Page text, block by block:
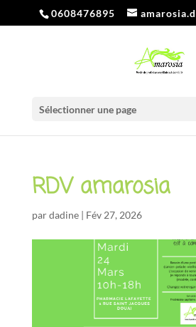
0608476895
Sélectionner une page
RDV amarosia
pardadine| Fév 27, 2026